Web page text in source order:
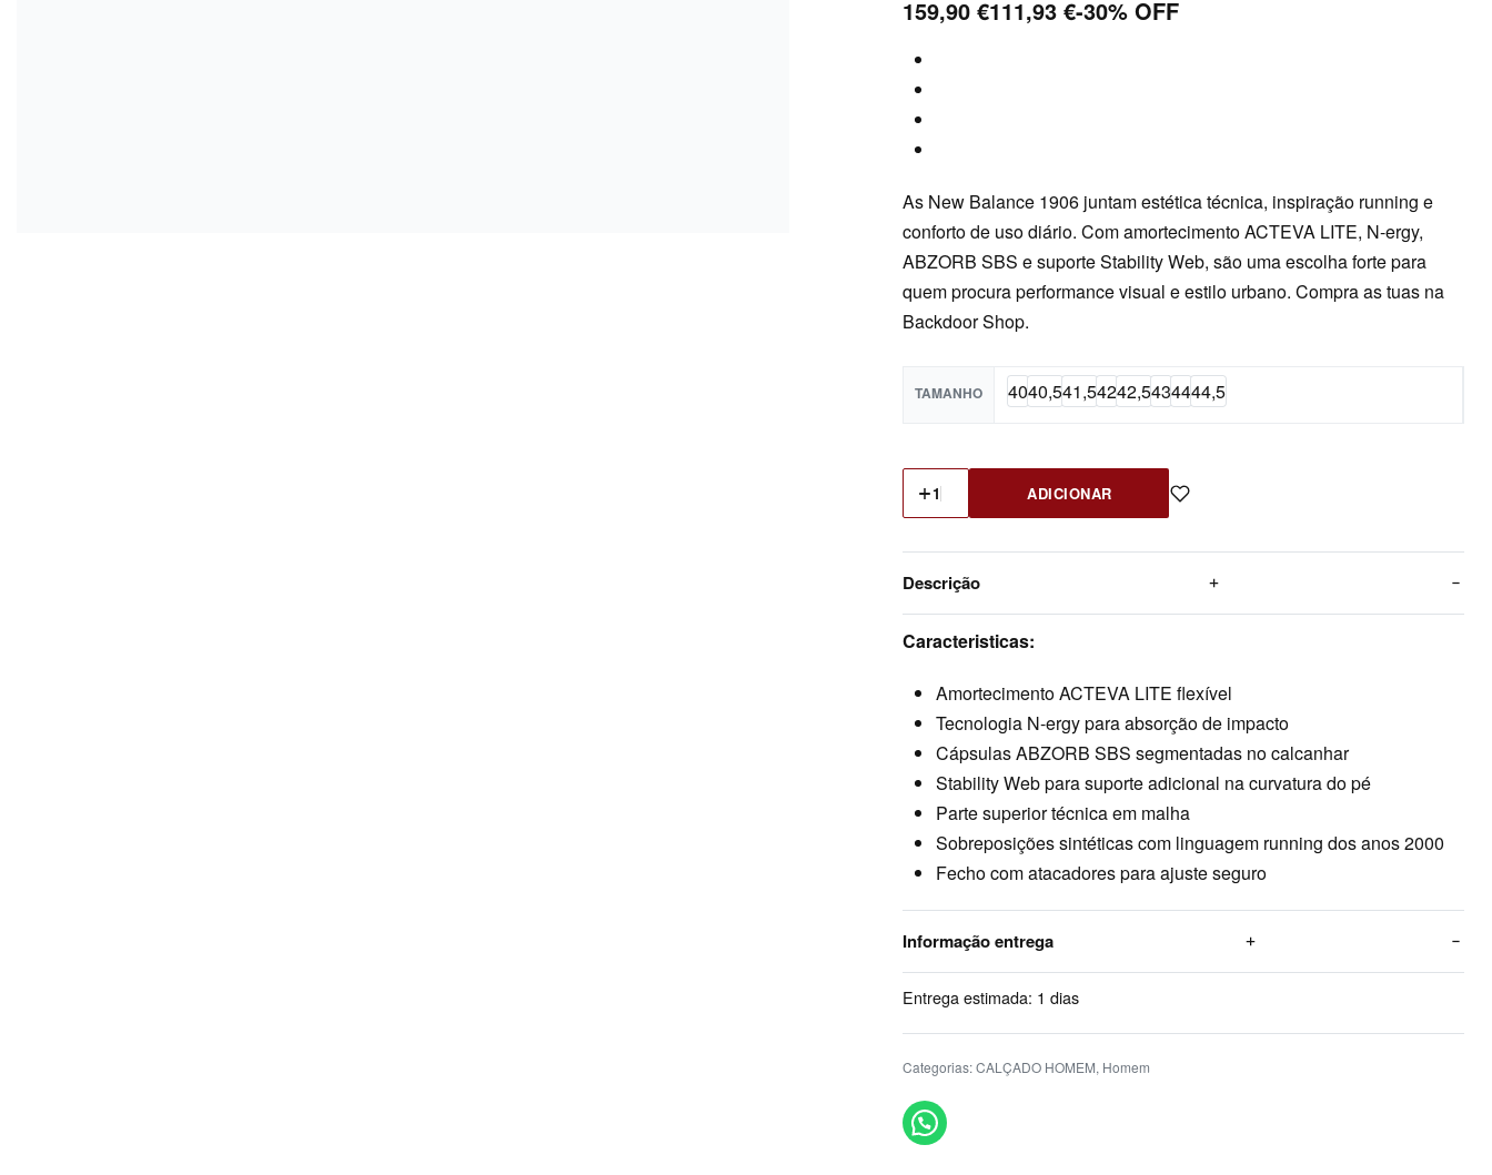
159,90€111,93€-30% OFF
As New Balance 1906 juntam estética técnica, inspiração running e
conforto de uso diário. Com amortecimento ACTEVA LITE, N-ergy,
ABZORB SBS e suporte Stability Web, são uma escolha forte para
quem procura performance visual e estilo urbano. Compra as tuas na
Backdoor Shop.
TAMANHO 4040,541,54242,5434444,5
ADICIONAR
Descrição
Caracteristicas:
Amortecimento ACTEVA LITE flexível
Tecnologia N-ergy para absorção de impacto
Cápsulas ABZORB SBS segmentadas no calcanhar
Stability Web para suporte adicional na curvatura do pé
Parte superior técnica em malha
Sobreposições sintéticas com linguagem running dos anos 2000
Fecho com atacadores para ajuste seguro
Informação entrega
Entrega estimada: 1 dias
Categorias:CALÇADO HOMEM, Homem